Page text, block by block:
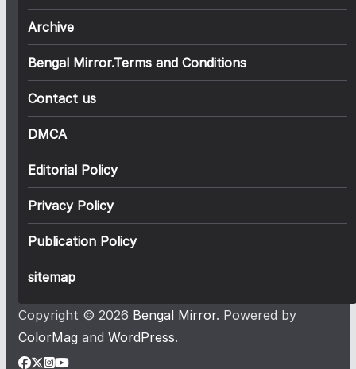
Archive
Bengal Mirror.Terms and Conditions
Contact us
DMCA
Editorial Policy
Privacy Policy
Publication Policy
sitemap
Copyright © 2026 Bengal Mirror. Powered by
ColorMag and WordPress.